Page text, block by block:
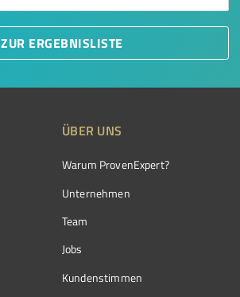
ZUR ERGEBNISLISTE
ÜBER UNS
Warum ProvenExpert?
Unternehmen
Team
Jobs
Kundenstimmen